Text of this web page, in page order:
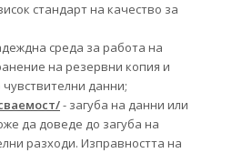
стандарт на качество за
среда за работа на
на резервни копия и
данни;
- загуба на данни или
да доведе до загуба на
разходи. Изправността на